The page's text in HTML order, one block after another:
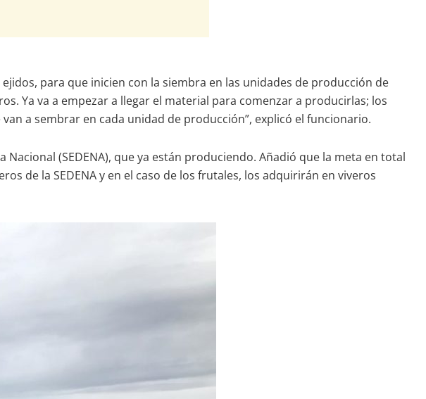
para que inicien con la siembra en las unidades de producción de
Ya va a empezar a llegar el material para comenzar a producirlas; los
a sembrar en cada unidad de producción”, explicó el funcionario.
(SEDENA), que ya están produciendo. Añadió que la meta en total
de la SEDENA y en el caso de los frutales, los adquirirán en viveros